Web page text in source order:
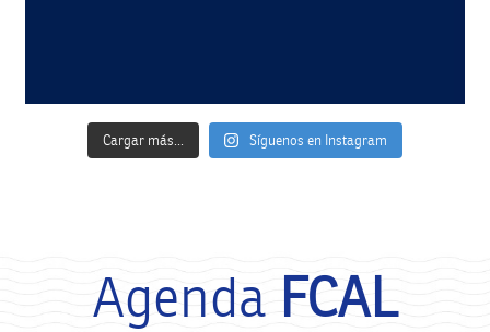
Cargar más... Síguenos en Instagram
Agenda FCAL